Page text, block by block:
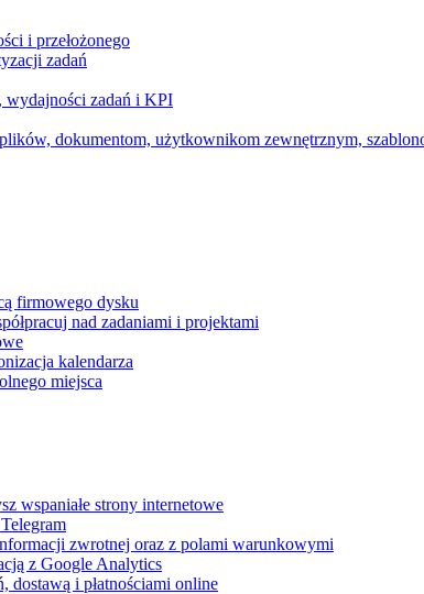
i przełożonego
zadań
wydajności zadań i KPI
dokumentom, użytkownikom zewnętrznym,
firmowego dysku
nad zadaniami i projektami
kalendarza
miejsca
wspaniałe strony internetowe
zwrotnej oraz z polami warunkowymi
z Google Analytics
dostawą i płatnościami online